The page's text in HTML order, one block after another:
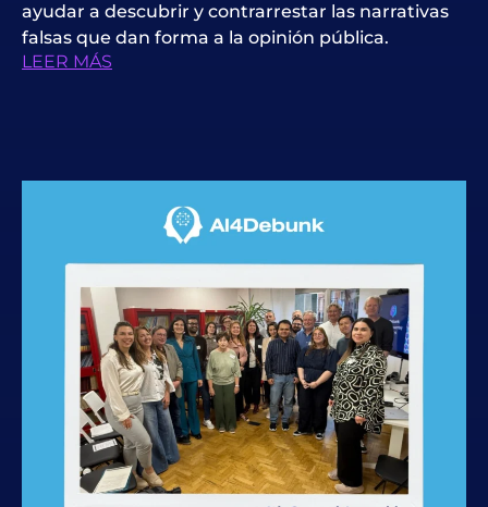
ayudar a descubrir y contrarrestar las narrativas
falsas que dan forma a la opinión pública.
LEER MÁS